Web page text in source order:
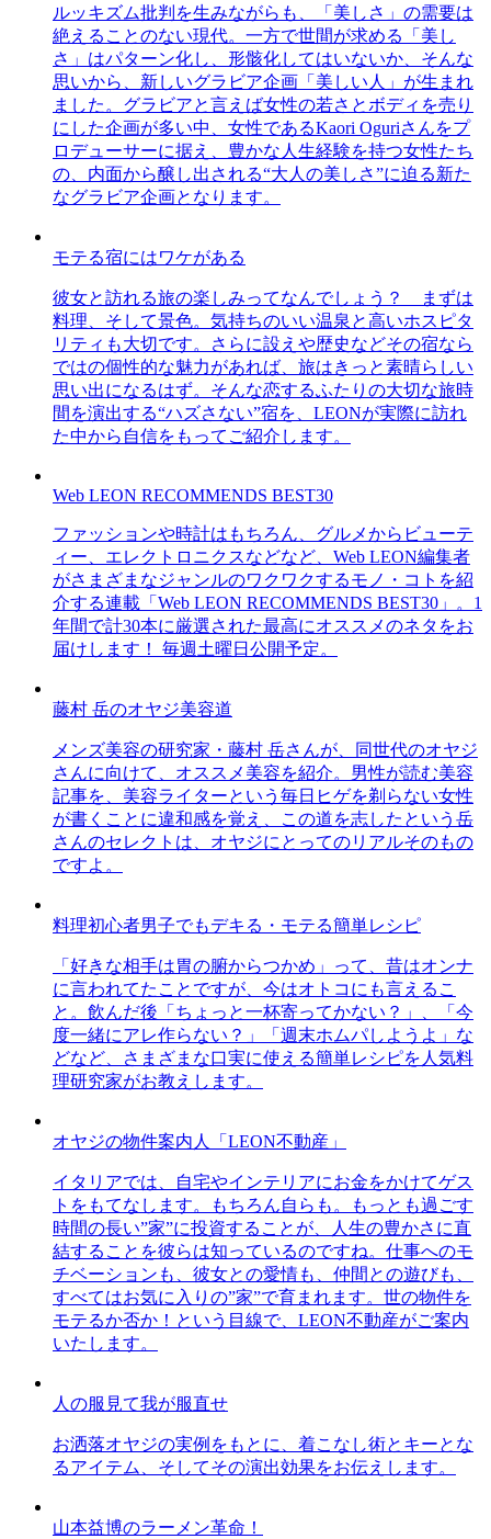
ルッキズム批判を生みながらも、「美しさ」の需要は
絶えることのない現代。一方で世間が求める「美し
さ」はパターン化し、形骸化してはいないか、そんな
思いから、新しいグラビア企画「美しい人」が生まれ
ました。グラビアと言えば女性の若さとボディを売り
にした企画が多い中、女性であるKaori Oguriさんをプ
ロデューサーに据え、豊かな人生経験を持つ女性たち
の、内面から醸し出される“大人の美しさ”に迫る新た
なグラビア企画となります。
モテる宿にはワケがある
彼女と訪れる旅の楽しみってなんでしょう？ まずは
料理、そして景色。気持ちのいい温泉と高いホスピタ
リティも大切です。さらに設えや歴史などその宿なら
ではの個性的な魅力があれば、旅はきっと素晴らしい
思い出になるはず。そんな恋するふたりの大切な旅時
間を演出する“ハズさない”宿を、LEONが実際に訪れ
た中から自信をもってご紹介します。
Web LEON RECOMMENDS BEST30
ファッションや時計はもちろん、グルメからビューテ
ィー、エレクトロニクスなどなど、Web LEON編集者
がさまざまなジャンルのワクワクするモノ・コトを紹
介する連載「Web LEON RECOMMENDS BEST30」。1
年間で計30本に厳選された最高にオススメのネタをお
届けします！ 毎週土曜日公開予定。
藤村 岳のオヤジ美容道
メンズ美容の研究家・藤村 岳さんが、同世代のオヤジ
さんに向けて、オススメ美容を紹介。男性が読む美容
記事を、美容ライターという毎日ヒゲを剃らない女性
が書くことに違和感を覚え、この道を志したという岳
さんのセレクトは、オヤジにとってのリアルそのもの
ですよ。
料理初心者男子でもデキる・モテる簡単レシピ
「好きな相手は胃の腑からつかめ」って、昔はオンナ
に言われてたことですが、今はオトコにも言えるこ
と。飲んだ後「ちょっと一杯寄ってかない？」、「今
度一緒にアレ作らない？」「週末ホムパしようよ」な
どなど、さまざまな口実に使える簡単レシピを人気料
理研究家がお教えします。
オヤジの物件案内人「LEON不動産」
イタリアでは、自宅やインテリアにお金をかけてゲス
トをもてなします。もちろん自らも。もっとも過ごす
時間の長い”家”に投資することが、人生の豊かさに直
結することを彼らは知っているのですね。仕事へのモ
チベーションも、彼女との愛情も、仲間との遊びも、
すべてはお気に入りの”家”で育まれます。世の物件を
モテるか否か！という目線で、LEON不動産がご案内
いたします。
人の服見て我が服直せ
お洒落オヤジの実例をもとに、着こなし術とキーとな
るアイテム、そしてその演出効果をお伝えします。
山本益博のラーメン革命！